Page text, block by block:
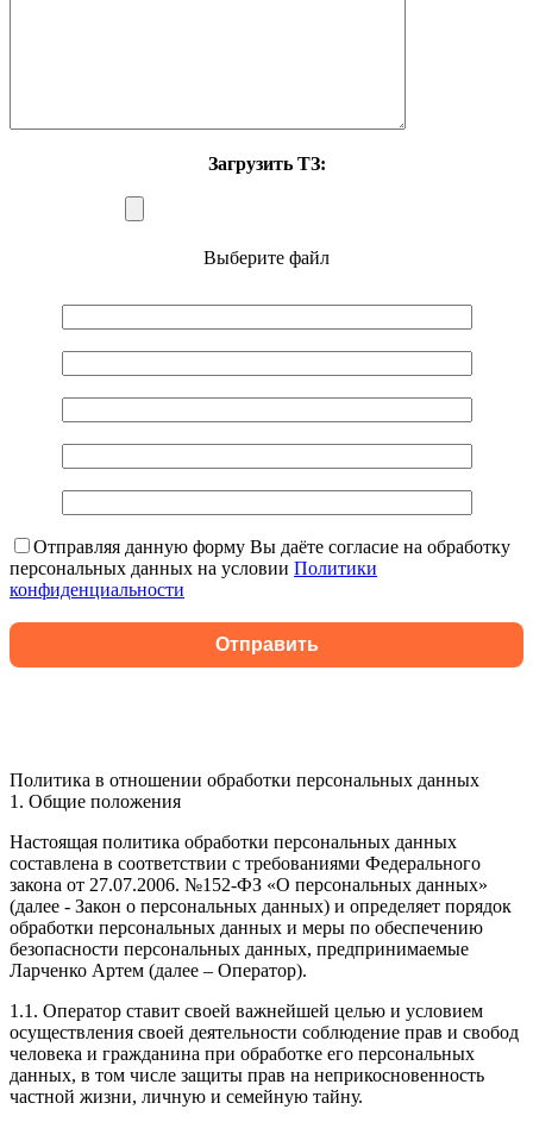
Загрузить ТЗ:
Выберите файл
Отправляя данную форму Вы даёте согласие на обработку
персональных данных на условии Политики
конфиденциальности
Политика в отношении обработки персональных данных
1. Общие положения
Настоящая политика обработки персональных данных
составлена в соответствии с требованиями Федерального
закона от 27.07.2006. №152-ФЗ «О персональных данных»
(далее - Закон о персональных данных) и определяет порядок
обработки персональных данных и меры по обеспечению
безопасности персональных данных, предпринимаемые
Ларченко Артем (далее – Оператор).
1.1. Оператор ставит своей важнейшей целью и условием
осуществления своей деятельности соблюдение прав и свобод
человека и гражданина при обработке его персональных
данных, в том числе защиты прав на неприкосновенность
частной жизни, личную и семейную тайну.